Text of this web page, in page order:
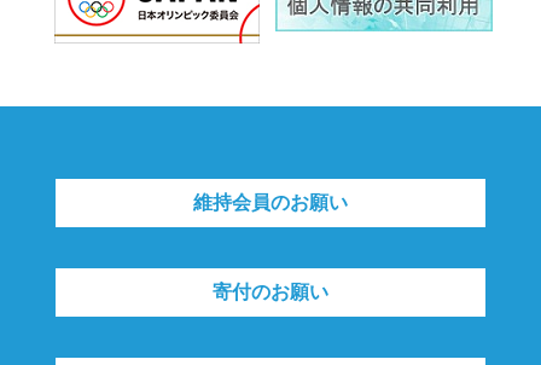
維持会員のお願い
寄付のお願い